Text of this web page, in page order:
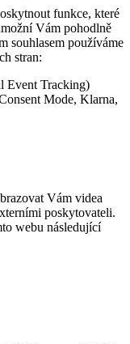
funkce, které
Vám pohodlně
souhlasem používáme
stran:
Event Tracking)
Mode, Klarna,
Vám videa
poskytovateli.
webu následující